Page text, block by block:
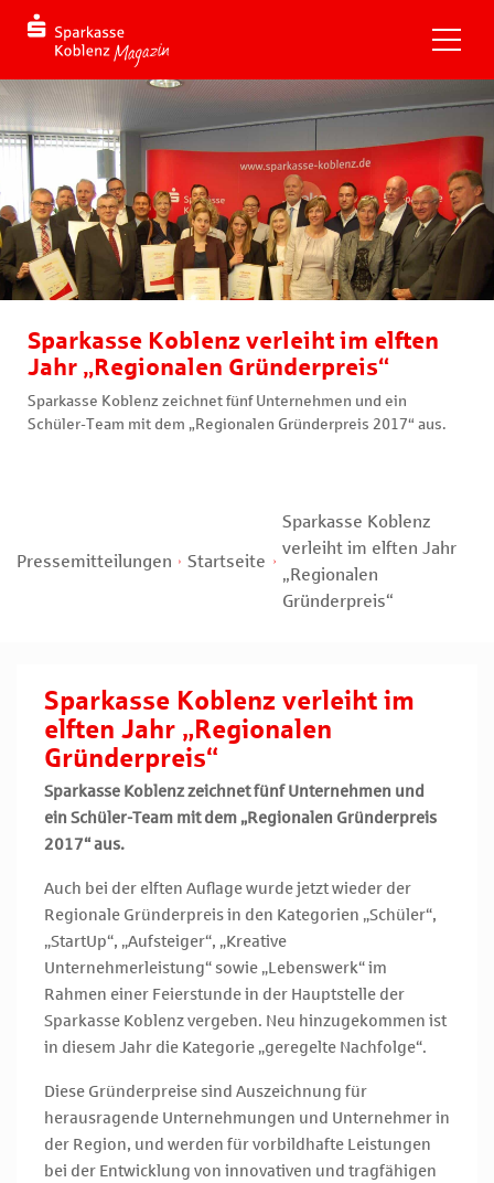
Sparkasse Koblenz verleiht im elften
Jahr „Regionalen Gründerpreis“
Sparkasse Koblenz zeichnet fünf Unternehmen und ein
Schüler-Team mit dem „Regionalen Gründerpreis 2017“ aus.
Pressemitteilungen Startseite
Sparkasse Koblenz
verleiht im elften Jahr
„Regionalen
Gründerpreis“
Sparkasse Koblenz verleiht im
elften Jahr „Regionalen
Gründerpreis“
Sparkasse Koblenz zeichnet fünf Unternehmen und
ein Schüler-Team mit dem „Regionalen Gründerpreis
2017“ aus.
Auch bei der elften Auflage wurde jetzt wieder der
Regionale Gründerpreis in den Kategorien „Schüler“,
„StartUp“, „Aufsteiger“, „Kreative
Unternehmerleistung“ sowie „Lebenswerk“ im
Rahmen einer Feierstunde in der Hauptstelle der
Sparkasse Koblenz vergeben. Neu hinzugekommen ist
in diesem Jahr die Kategorie „geregelte Nachfolge“.
Diese Gründerpreise sind Auszeichnung für
herausragende Unternehmungen und Unternehmer in
der Region, und werden für vorbildhafte Leistungen
bei der Entwicklung von innovativen und tragfähigen